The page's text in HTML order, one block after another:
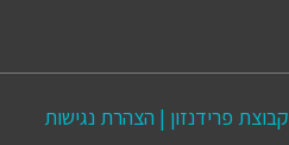
קבוצת פרידנזון | הצהרת נגישות